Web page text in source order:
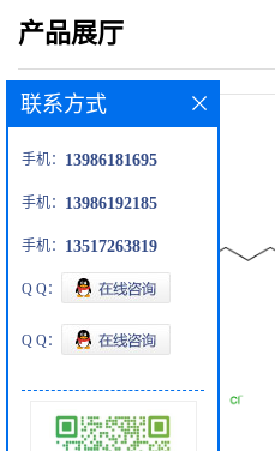
产品展厅
联系方式
手机： 13986181695
手机： 13986192185
手机： 13517263819
Q Q：
Q Q：